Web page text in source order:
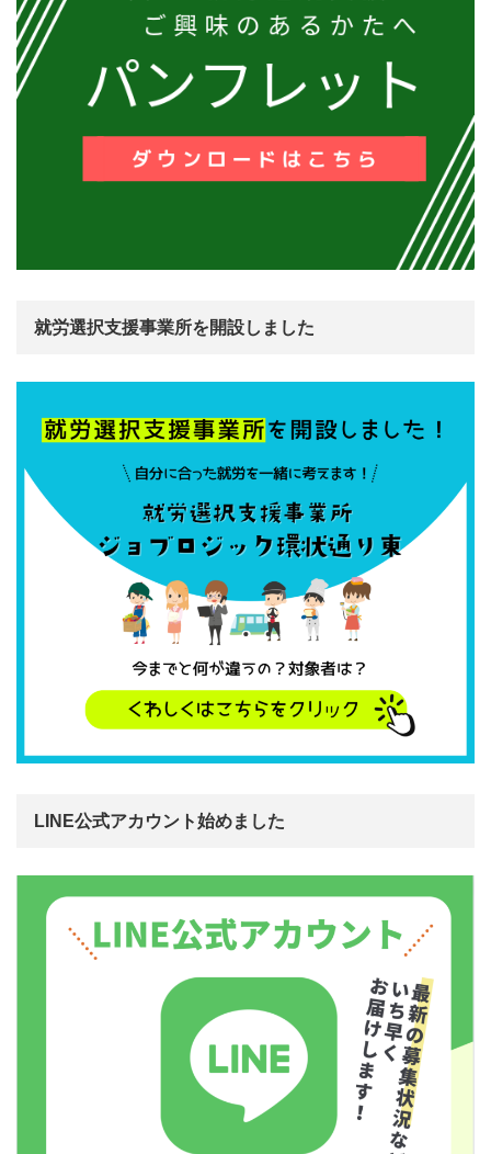
就労選択支援事業所を開設しました
LINE公式アカウント始めました